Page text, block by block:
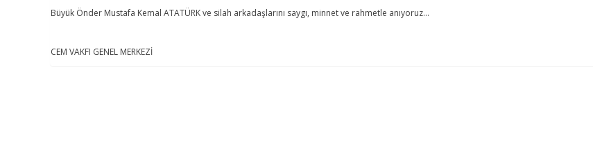
Büyük Önder Mustafa Kemal ATATÜRK ve silah arkadaşlarını saygı, minnet ve rahmetle anıyoruz…
CEM VAKFI GENEL MERKEZİ